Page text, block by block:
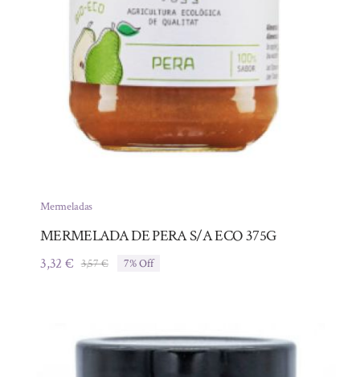
Mermeladas
MERMELADA DE PERA S/A ECO 375G
3,57€El
3,57 €.
3,32€
El
3,32 €.
7% Off